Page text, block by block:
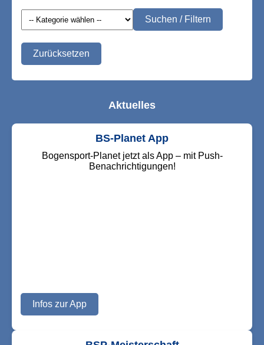
Suchen / Filtern
Zurücksetzen
Aktuelles
BS-Planet App
Bogensport-Planet jetzt als App – mit Push-
Benachrichtigungen!
Infos zur App